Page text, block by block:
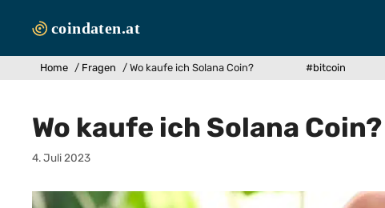
Inhalt
Home / Fragen / Wo kaufe ich Solana Coin? #bitcoin
Wo kaufe ich Solana Coin?
4. Juli 2023